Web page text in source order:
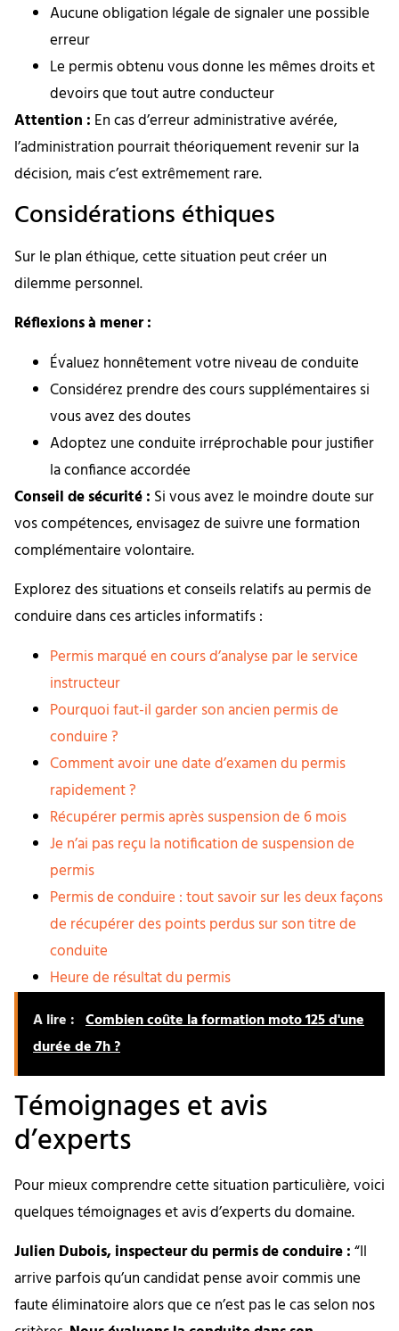
Aucune obligation légale de signaler une possible
erreur
Le permis obtenu vous donne les mêmes droits et
devoirs que tout autre conducteur
Attention : En cas d’erreur administrative avérée,
l’administration pourrait théoriquement revenir sur la
décision, mais c’est extrêmement rare.
Considérations éthiques
Sur le plan éthique, cette situation peut créer un
dilemme personnel.
Réflexions à mener :
Évaluez honnêtement votre niveau de conduite
Considérez prendre des cours supplémentaires si
vous avez des doutes
Adoptez une conduite irréprochable pour justifier
la confiance accordée
Conseil de sécurité : Si vous avez le moindre doute sur
vos compétences, envisagez de suivre une formation
complémentaire volontaire.
Explorez des situations et conseils relatifs au permis de
conduire dans ces articles informatifs :
Permis marqué en cours d’analyse par le service
instructeur
Pourquoi faut-il garder son ancien permis de
conduire ?
Comment avoir une date d’examen du permis
rapidement ?
Récupérer permis après suspension de 6 mois
Je n’ai pas reçu la notification de suspension de
permis
Permis de conduire : tout savoir sur les deux façons
de récupérer des points perdus sur son titre de
conduite
Heure de résultat du permis
A lire : Combien coûte la formation moto 125 d'une
durée de 7h ?
Témoignages et avis
d’experts
Pour mieux comprendre cette situation particulière, voici
quelques témoignages et avis d’experts du domaine.
Julien Dubois, inspecteur du permis de conduire :“Il
arrive parfois qu’un candidat pense avoir commis une
faute éliminatoire alors que ce n’est pas le cas selon nos